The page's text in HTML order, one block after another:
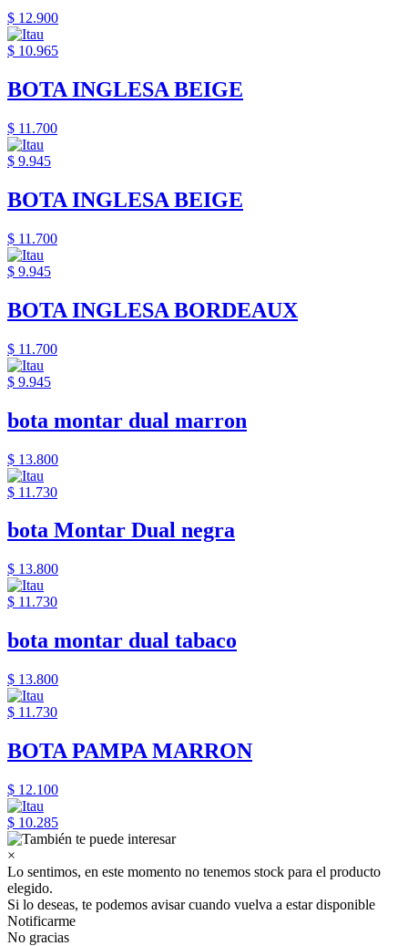
$ 12.900
$ 10.965
BOTA INGLESA BEIGE
$ 11.700
$ 9.945
BOTA INGLESA BEIGE
$ 11.700
$ 9.945
BOTA INGLESA BORDEAUX
$ 11.700
$ 9.945
bota montar dual marron
$ 13.800
$ 11.730
bota Montar Dual negra
$ 13.800
$ 11.730
bota montar dual tabaco
$ 13.800
$ 11.730
BOTA PAMPA MARRON
$ 12.100
$ 10.285
×
Lo sentimos, en este momento no tenemos stock para el producto
elegido.
Si lo deseas, te podemos avisar cuando vuelva a estar disponible
Notificarme
No gracias